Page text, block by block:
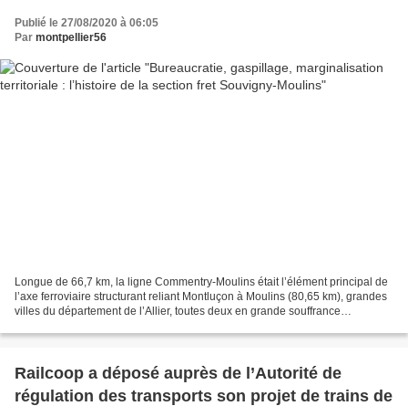
Publié le 27/08/2020 à 06:05
Par montpellier56
Longue de 66,7 km, la ligne Commentry-Moulins était l’élément principal de
l’axe ferroviaire structurant reliant Montluçon à Moulins (80,65 km), grandes
villes du département de l’Allier, toutes deux en grande souffrance
Railcoop a déposé auprès de l’Autorité de
régulation des transports son projet de trains de